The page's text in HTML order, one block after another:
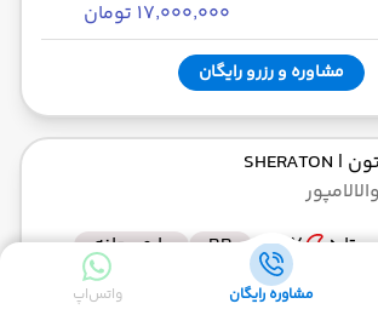
۱۷٬۰۰۰٬۰۰۰ تومان
مشاوره و رزرو رایگان
| SHERATON
7 شب BB با صبحانه
مشاوره رایگان واتس‌اپ